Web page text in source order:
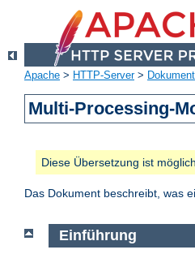
Apache > HTTP-Server>
Multi-Processing-
Diese Übersetzung ist
Das Dokument beschreibt, was
Einführung